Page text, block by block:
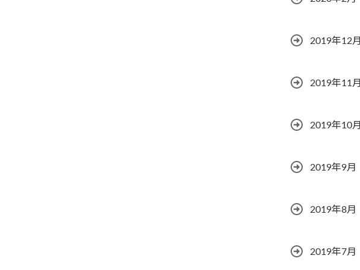
2019年12月
2019年11月
2019年10月
2019年9月
2019年8月
2019年7月